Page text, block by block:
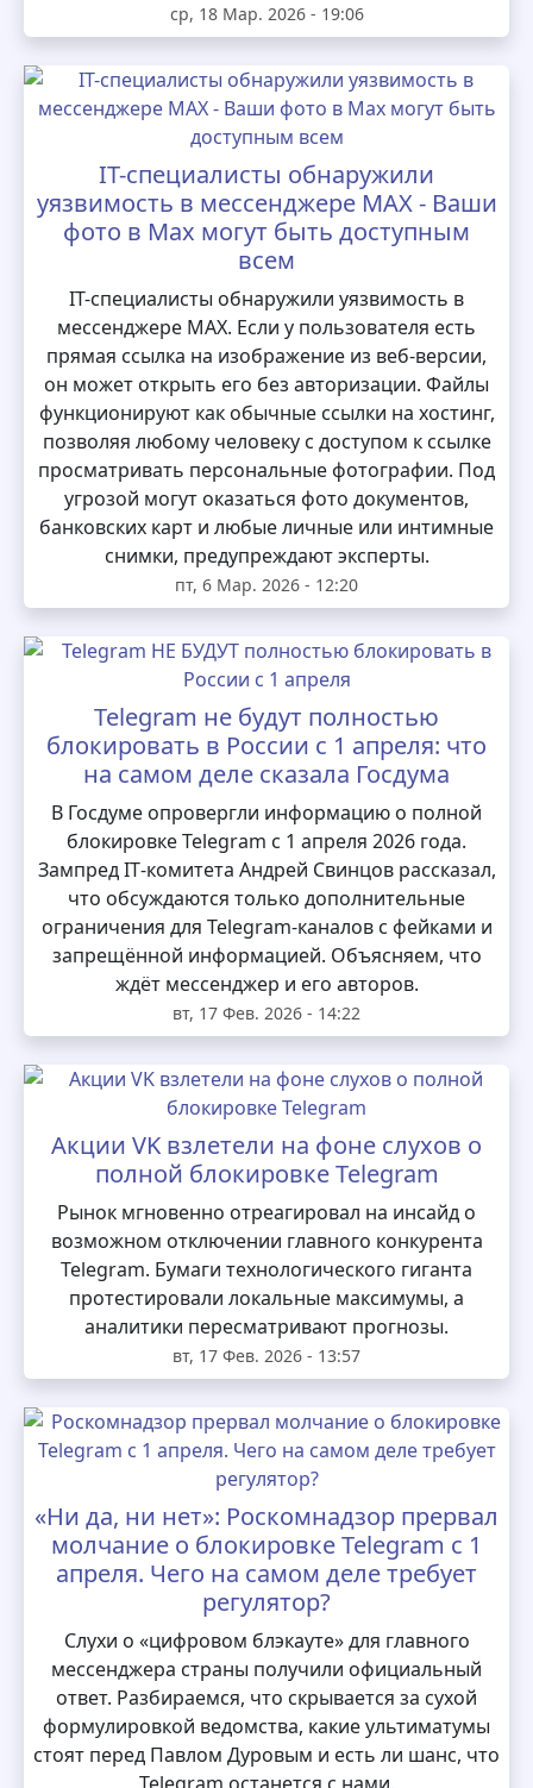
ср, 18 Мар. 2026 - 19:06
IT-специалисты обнаружили
уязвимость в мессенджере MAX - Ваши
фото в Max могут быть доступным
всем
IT-специалисты обнаружили уязвимость в
мессенджере MAX. Если у пользователя есть
прямая ссылка на изображение из веб-версии,
он может открыть его без авторизации. Файлы
функционируют как обычные ссылки на хостинг,
позволяя любому человеку с доступом к ссылке
просматривать персональные фотографии. Под
угрозой могут оказаться фото документов,
банковских карт и любые личные или интимные
снимки, предупреждают эксперты.
пт, 6 Мар. 2026 - 12:20
Telegram не будут полностью
блокировать в России с 1 апреля: что
на самом деле сказала Госдума
В Госдуме опровергли информацию о полной
блокировке Telegram с 1 апреля 2026 года.
Зампред IT‑комитета Андрей Свинцов рассказал,
что обсуждаются только дополнительные
ограничения для Telegram‑каналов с фейками и
запрещённой информацией. Объясняем, что
ждёт мессенджер и его авторов.
вт, 17 Фев. 2026 - 14:22
Акции VK взлетели на фоне слухов о
полной блокировке Telegram
Рынок мгновенно отреагировал на инсайд о
возможном отключении главного конкурента
Telegram. Бумаги технологического гиганта
протестировали локальные максимумы, а
аналитики пересматривают прогнозы.
вт, 17 Фев. 2026 - 13:57
«Ни да, ни нет»: Роскомнадзор прервал
молчание о блокировке Telegram с 1
апреля. Чего на самом деле требует
регулятор?
Слухи о «цифровом блэкауте» для главного
мессенджера страны получили официальный
ответ. Разбираемся, что скрывается за сухой
формулировкой ведомства, какие ультиматумы
стоят перед Павлом Дуровым и есть ли шанс, что